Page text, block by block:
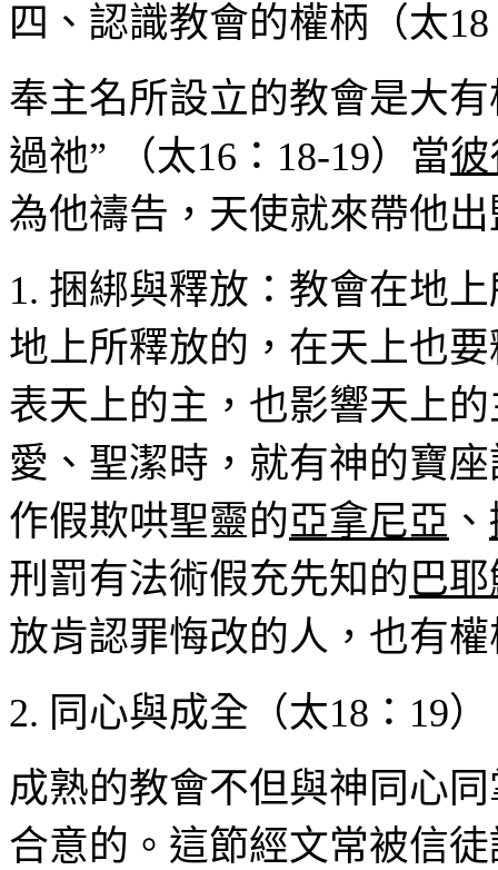
四、認識教會的權柄（太18
奉主名所設立的教會是大
過祂” （太16 ： 18-19）當
為他禱告，天使就來帶他
1. 捆綁與釋放：教會在地
地上所釋放的，在天上也
表天上的主，也影響天上
愛、聖潔時，就有神的寶
作假欺哄聖靈的亞拿尼亞 、
刑罰有法術假充先知的巴
放肯認罪悔改的人，也有
2. 同心與成全（太18 ： 19）
成熟的教會不但與神同心
合意的。這節經文常被信